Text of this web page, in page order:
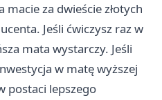
za dwieście złotych
Jeśli ćwiczysz raz w
mata wystarczy. Jeśli
w matę wyższej
postaci lepszego